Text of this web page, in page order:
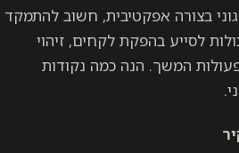
בצורה אפקטיבית, חשוב להתמקד
לסייע בהפקת לקחים, זיהוי
פעולות המשך. הנה כמה נקודות